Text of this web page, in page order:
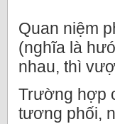
Quan niệm
(nghĩa là
nhau, thì
Trường hợp
tương phối,